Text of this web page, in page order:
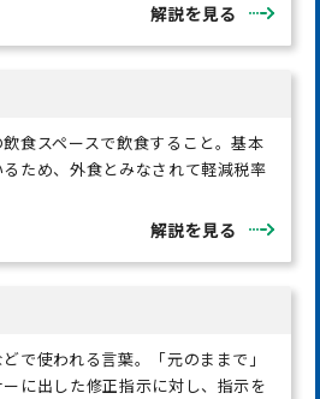
解説を見る
食スペースで飲食すること。基本
ため、外食とみなされて軽減税率
解説を見る
で使われる言葉。「元のままで」
に出した修正指示に対し、指示を